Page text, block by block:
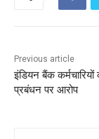
Previous article
इंडियन बैंक कर्मचारियों
प्रबंधन पर आरोप